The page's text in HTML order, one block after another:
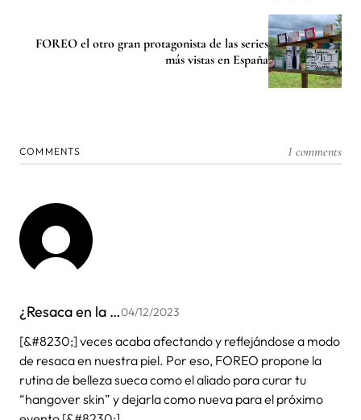
FOREO el otro gran protagonista de las series
más vistas en España
COMMENTS 1 comments
¿Resaca en la …04/12/2023
[&#8230;] veces acaba afectando y reflejándose a modo
de resaca en nuestra piel. Por eso, FOREO propone la
rutina de belleza sueca como el aliado para curar tu
“hangover skin” y dejarla como nueva para el próximo